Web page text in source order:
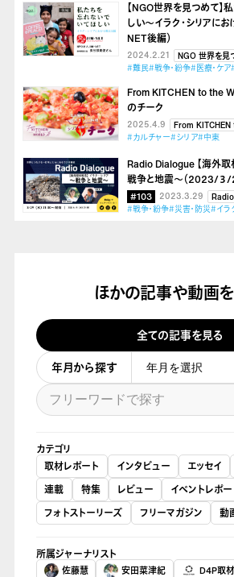
【NGO世界を見つめて】
しい～イラク・シリアに
NET後編）
2024.2.21
NGO 世界を見
#難民#戦争・紛争#医療・ケア
From KITCHEN to the
のチーク
2025.4.9
From
#カルチャー#シリア#中東
Radio Dialogue 【海外取
戦争と地震～（2023/３/
#103 2023.3.29
#戦争・紛争#災害・防災#イラ
ほかの記事や動画
全ての記事を見る
年月から探す
カテゴリ
取材レポート
インタビュー エッセイ
連載
特集 レビュー
イベントレポー
フォトストーリーズ
フリーマガジン 動
所属ジャーナリスト
佐藤慧 安田菜津紀 D4P取